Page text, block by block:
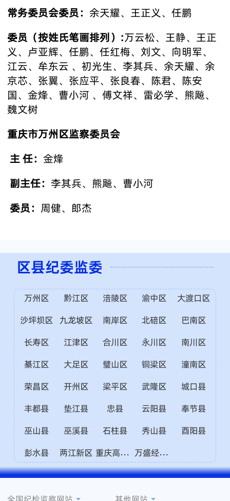
常务委员会委员： 余天耀、王正义、任鹏
委员（按姓氏笔画排列）:万云松、王静、王正
义、卢亚辉、任鹏、任红梅、刘文、向明军、
江云、牟东云 、初光生、李其兵、余天耀、余
京芯、张翼、张应平、张良春、陈君、陈安
国、金烽、曹小河 、傅文祥、雷必学、熊飚、
魏文树
重庆市万州区监察委员会
主 任：金烽
副主任：李其兵、熊飚、曹小河
委员： 周健、郎杰
区县纪委监委
万州区 黔江区 涪陵区 渝中区
大渡口区
沙坪坝区 九龙坡区 南岸区 北碚区
巴南区
长寿区
江津区 合川区 永川区
南川区
綦江区
大足区 璧山区 铜梁区
潼南区
荣昌区
开州区 梁平区 武隆区
城口县
丰都县
垫江县 忠县 云阳县
奉节县
巫山县
巫溪县 石柱县 秀山县
酉阳县
彭水县
两江新区 重庆高新区 万盛经开区